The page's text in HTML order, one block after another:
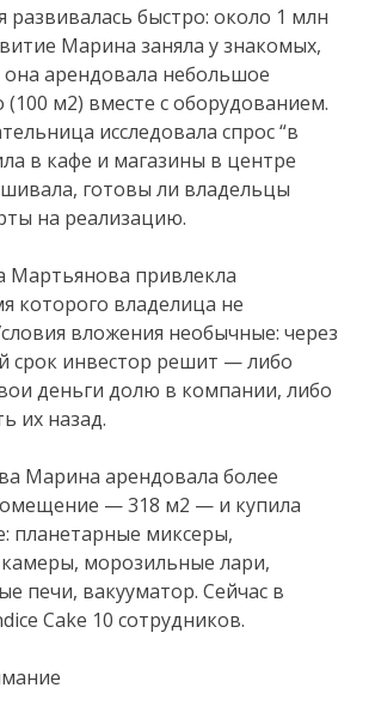
развивалась быстро: около 1 млн
Марина заняла у знакомых,
она арендовала небольшое
(100 м2) вместе с оборудованием.
исследовала спрос “в
в кафе и магазины в центре
готовы ли владельцы
на реализацию.
Мартьянова привлекла
которого владелица не
вложения необычные: через
срок инвестор решит — либо
деньги долю в компании, либо
их назад.
Марина арендовала более
— 318 м2 — и купила
планетарные миксеры,
морозильные лари,
печи, вакууматор. Сейчас в
Cake 10 сотрудников.